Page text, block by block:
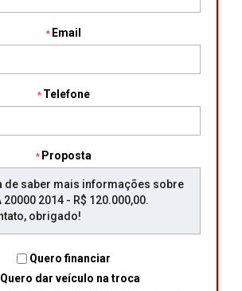
Email
Telefone
Proposta
Quero financiar
Quero dar veículo na troca